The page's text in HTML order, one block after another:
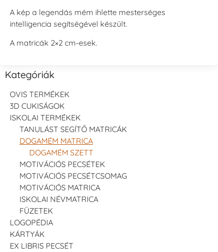
A kép a legendás mém ihlette mesterséges
intelligencia segítségével készült.
A matricák 2×2 cm-esek.
Kategóriák
OVIS TERMÉKEK
3D CUKISÁGOK
ISKOLAI TERMÉKEK
TANULÁST SEGÍTŐ MATRICÁK
DOGAMÉM MATRICA
DOGAMÉM SZETT
MOTIVÁCIÓS PECSÉTEK
MOTIVÁCIÓS PECSÉTCSOMAG
MOTIVÁCIÓS MATRICA
ISKOLAI NÉVMATRICA
FÜZETEK
LOGOPÉDIA
KÁRTYÁK
EX LIBRIS PECSÉT